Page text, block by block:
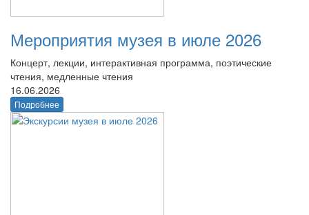
Мероприятия музея в июле 2026
Концерт, лекции, интерактивная программа, поэтические
чтения, медленные чтения
16.06.2026
Подробнее